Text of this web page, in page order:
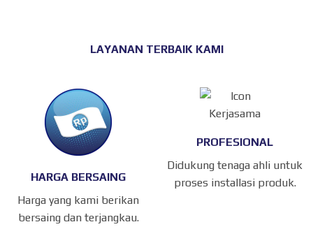
LAYANAN TERBAIK KAMI
HARGA BERSAING
Harga yang kami berikan
bersaing dan terjangkau.
PROFESIONAL
Didukung tenaga ahli untuk
proses installasi produk.